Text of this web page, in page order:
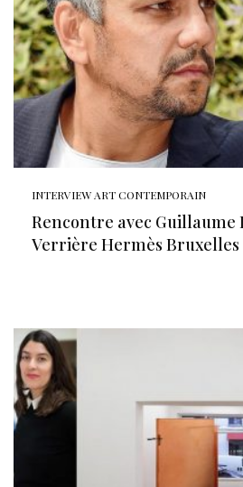
INTERVIEW ART CONTEMPORAIN
Rencontre avec Guillaume
Verrière Hermès Bruxelles